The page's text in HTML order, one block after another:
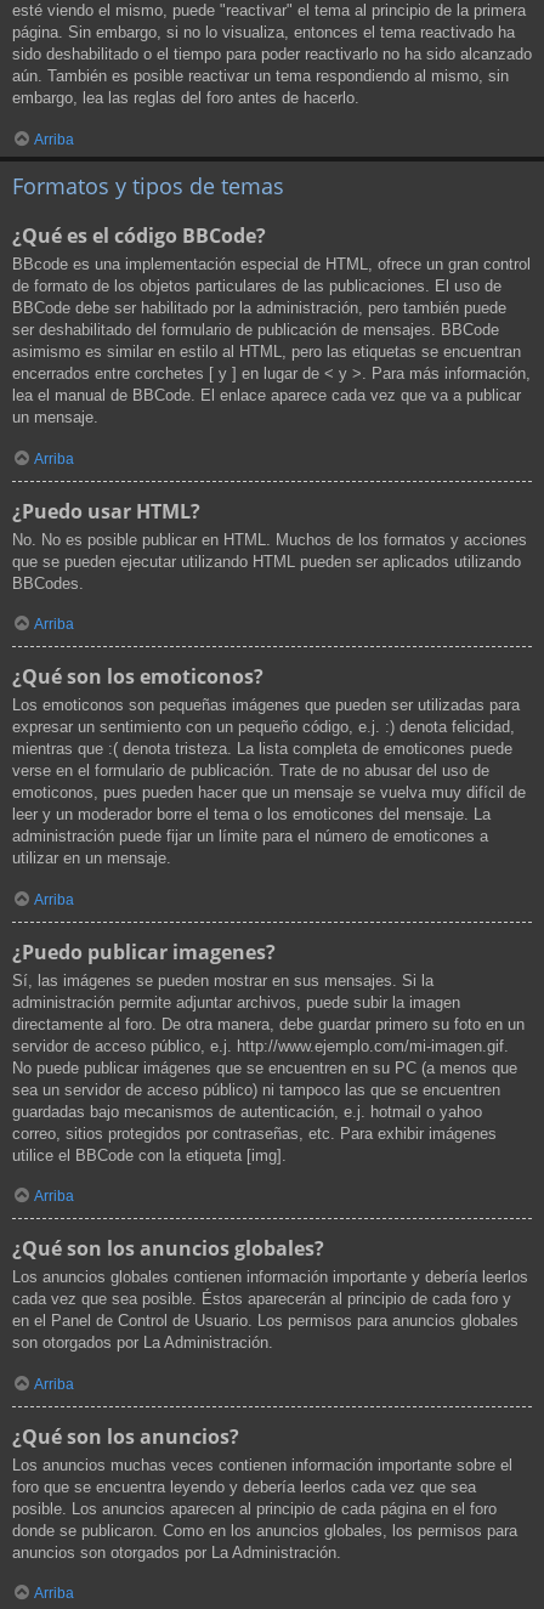
esté viendo el mismo, puede "reactivar" el tema al principio de la primera
página. Sin embargo, si no lo visualiza, entonces el tema reactivado ha
sido deshabilitado o el tiempo para poder reactivarlo no ha sido alcanzado
aún. También es posible reactivar un tema respondiendo al mismo, sin
embargo, lea las reglas del foro antes de hacerlo.
Arriba
Formatos y tipos de temas
¿Qué es el código BBCode?
BBcode es una implementación especial de HTML, ofrece un gran control
de formato de los objetos particulares de las publicaciones. El uso de
BBCode debe ser habilitado por la administración, pero también puede
ser deshabilitado del formulario de publicación de mensajes. BBCode
asimismo es similar en estilo al HTML, pero las etiquetas se encuentran
encerrados entre corchetes [ y ] en lugar de < y >. Para más información,
lea el manual de BBCode. El enlace aparece cada vez que va a publicar
un mensaje.
Arriba
¿Puedo usar HTML?
No. No es posible publicar en HTML. Muchos de los formatos y acciones
que se pueden ejecutar utilizando HTML pueden ser aplicados utilizando
BBCodes.
Arriba
¿Qué son los emoticonos?
Los emoticonos son pequeñas imágenes que pueden ser utilizadas para
expresar un sentimiento con un pequeño código, e.j. :) denota felicidad,
mientras que :( denota tristeza. La lista completa de emoticones puede
verse en el formulario de publicación. Trate de no abusar del uso de
emoticonos, pues pueden hacer que un mensaje se vuelva muy difícil de
leer y un moderador borre el tema o los emoticones del mensaje. La
administración puede fijar un límite para el número de emoticones a
utilizar en un mensaje.
Arriba
¿Puedo publicar imagenes?
Sí, las imágenes se pueden mostrar en sus mensajes. Si la
administración permite adjuntar archivos, puede subir la imagen
directamente al foro. De otra manera, debe guardar primero su foto en un
servidor de acceso público, e.j. http://www.ejemplo.com/mi-imagen.gif.
No puede publicar imágenes que se encuentren en su PC (a menos que
sea un servidor de acceso público) ni tampoco las que se encuentren
guardadas bajo mecanismos de autenticación, e.j. hotmail o yahoo
correo, sitios protegidos por contraseñas, etc. Para exhibir imágenes
utilice el BBCode con la etiqueta [img].
Arriba
¿Qué son los anuncios globales?
Los anuncios globales contienen información importante y debería leerlos
cada vez que sea posible. Éstos aparecerán al principio de cada foro y
en el Panel de Control de Usuario. Los permisos para anuncios globales
son otorgados por La Administración.
Arriba
¿Qué son los anuncios?
Los anuncios muchas veces contienen información importante sobre el
foro que se encuentra leyendo y debería leerlos cada vez que sea
posible. Los anuncios aparecen al principio de cada página en el foro
donde se publicaron. Como en los anuncios globales, los permisos para
anuncios son otorgados por La Administración.
Arriba